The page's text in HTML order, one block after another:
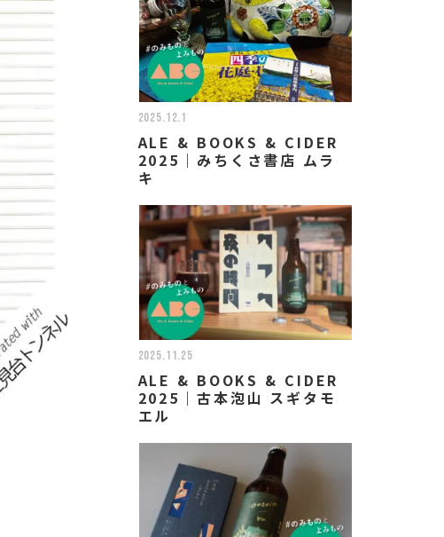
2025.12.1
ALE & BOOKS & CIDER
2025｜みちくさ書店 ムラ
キ
2025.11.25
ALE & BOOKS & CIDER
2025｜古本泡山 スギタモ
エル